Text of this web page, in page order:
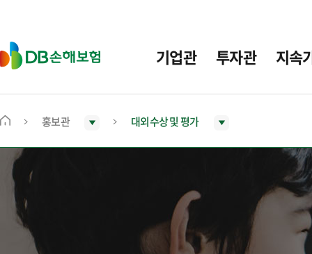
D
B
보
기업관 투자관 지속
메
홍보관 대외수상 및 평가